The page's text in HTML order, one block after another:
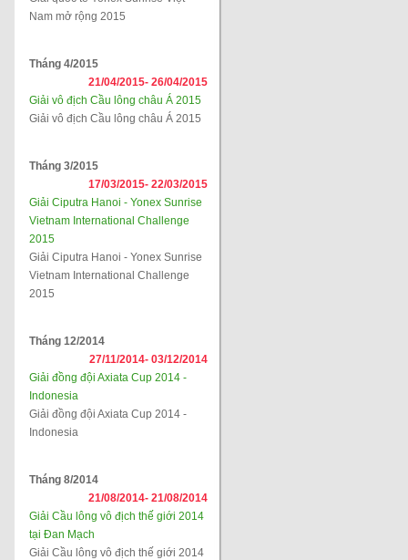
Nam mở rộng 2015
Tháng 4/2015
21/04/2015- 26/04/2015
Giải vô địch Cầu lông châu Á 2015
Giải vô địch Cầu lông châu Á 2015
Tháng 3/2015
17/03/2015- 22/03/2015
Giải Ciputra Hanoi - Yonex Sunrise
Vietnam International Challenge
2015
Giải Ciputra Hanoi - Yonex Sunrise
Vietnam International Challenge
2015
Tháng 12/2014
27/11/2014- 03/12/2014
Giải đồng đội Axiata Cup 2014 -
Indonesia
Giải đồng đội Axiata Cup 2014 -
Indonesia
Tháng 8/2014
21/08/2014- 21/08/2014
Giải Cầu lông vô địch thế giới 2014
tại Đan Mạch
Giải Cầu lông vô địch thế giới 2014